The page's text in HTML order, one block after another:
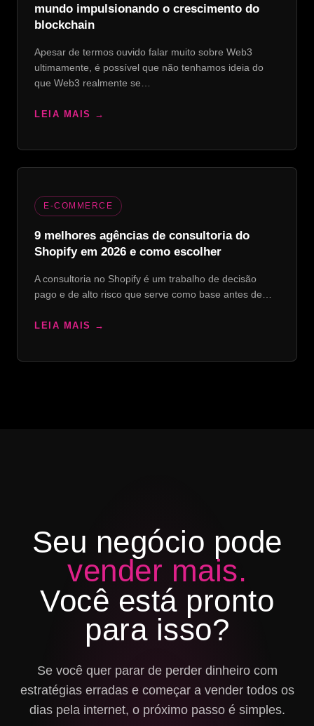
mundo impulsionando o crescimento do
blockchain
Apesar de termos ouvido falar muito sobre Web3
ultimamente, é possível que não tenhamos ideia do
que Web3 realmente se…
LEIA MAIS
E-COMMERCE
9 melhores agências de consultoria do
Shopify em 2026 e como escolher
A consultoria no Shopify é um trabalho de decisão
pago e de alto risco que serve como base antes de…
LEIA MAIS
Seu negócio pode
vender mais.
Você está pronto
para isso?
Se você quer parar de perder dinheiro com
estratégias erradas e começar a vender todos os
dias pela internet, o próximo passo é simples.